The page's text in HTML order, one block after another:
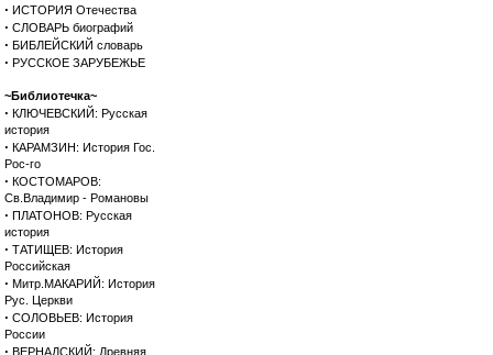
· ИСТОРИЯ Отечества
· СЛОВАРЬ биографий
· БИБЛЕЙСКИЙ словарь
· РУССКОЕ ЗАРУБЕЖЬЕ
~Библиотечка~
· КЛЮЧЕВСКИЙ: Русская
история
· КАРАМЗИН: История Гос.
Рос-го
· КОСТОМАРОВ:
Св.Владимир - Романовы
· ПЛАТОНОВ: Русская
история
· ТАТИЩЕВ: История
Российская
· Митр.МАКАРИЙ: История
Рус. Церкви
· СОЛОВЬЕВ: История
России
· ВЕРНАДСКИЙ: Древняя